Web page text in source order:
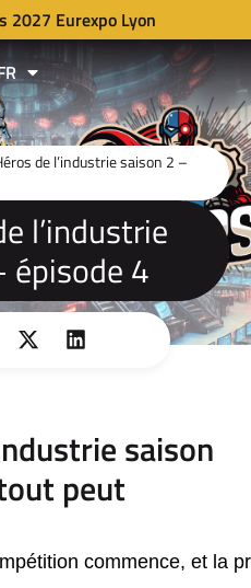
Eurexpo Lyon
de l’industrie saison 2 –
l’industrie
épisode 4
saison
peut
commence, et la